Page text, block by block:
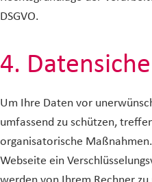
DSGVO.
4.
Um Ihre Daten vor
umfassend zu schützen,
organisatorische
Webseite ein